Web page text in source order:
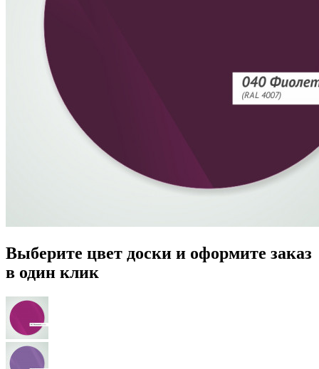
Выберите цвет доски и оформите заказ
в один клик